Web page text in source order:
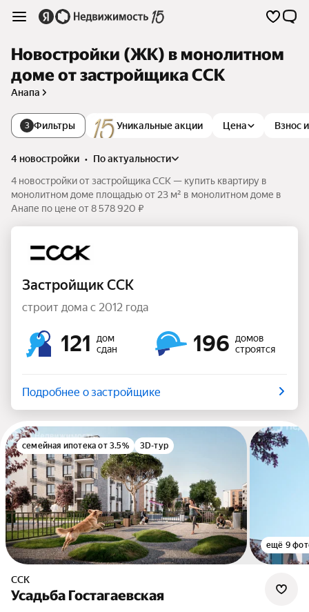
Новостройки (ЖК) в монолитном
доме от застройщика ССК
Анапа
3 Фильтры Уникальные акции Цена Взнос
4 новостройки •
по актуальности
4 новостройки от застройщика ССК — купить квартиру в
монолитном доме площадью от 23 м² в монолитном доме в
Анапе по цене от 8 578 920 ₽
Застройщик ССК
строит дома с 2012 года
121
дом
сдан
196
домов
строятся
Подробнее о застройщике
семейная ипотека от 3.5% 3D-тур
ещё 9
ССК
Усадьба Гостагаевская